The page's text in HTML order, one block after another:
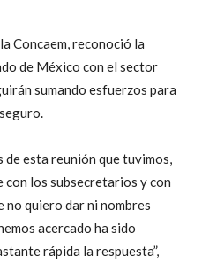
Concaem, reconoció la
de México con el sector
sumando esfuerzos para
de esta reunión que tuvimos,
los subsecretarios y con
no quiero dar ni nombres
acercado ha sido
rápida la respuesta”,